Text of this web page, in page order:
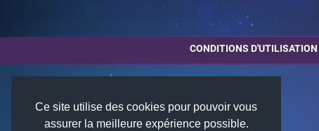
Ce site utilise des cookies pour pouvoir vous
assurer la meilleure expérience possible.
CONDITIONS D'UTILISATION